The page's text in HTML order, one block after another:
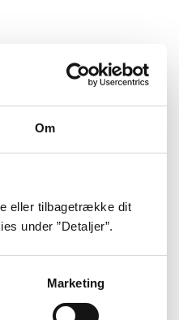
Om
eller tilbagetrække dit
under ”Detaljer”.
Marketing